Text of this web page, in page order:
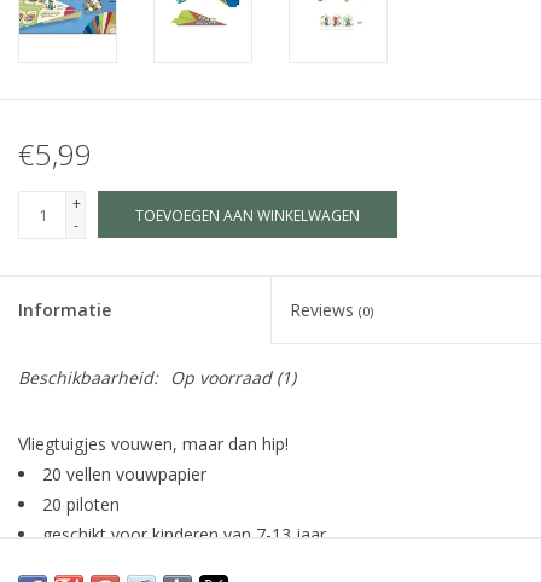
€5,99
+
-
TOEVOEGEN AAN WINKELWAGEN
Informatie Reviews (0)
Beschikbaarheid: Op voorraad(1)
Vliegtuigjes vouwen, maar dan hip!
20 vellen vouwpapier
20 piloten
geschikt voor kinderen van 7-13 jaar